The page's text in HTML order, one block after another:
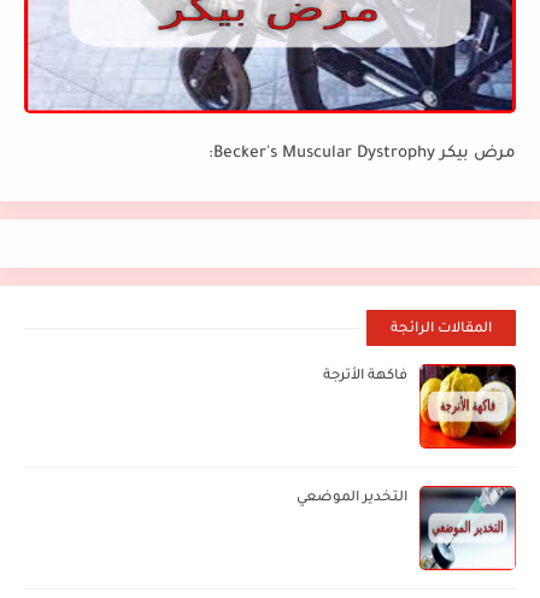
مرض بيكر Becker's Muscular Dystrophy:
المقالات الرائجة
فاكهة الأترجة
التخدير الموضعي